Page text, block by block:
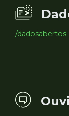
/dadosabertos